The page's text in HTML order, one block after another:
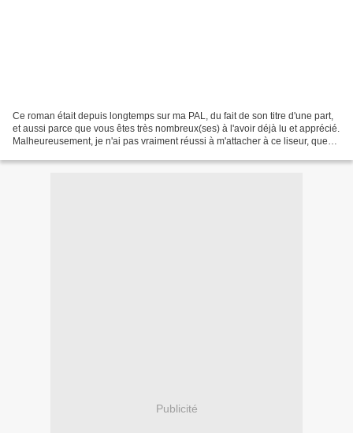
Ce roman était depuis longtemps sur ma PAL, du fait de son titre d'une part,
et aussi parce que vous êtes très nombreux(ses) à l'avoir déjà lu et apprécié.
Malheureusement, je n'ai pas vraiment réussi à m'attacher à ce liseur, que
Publicité